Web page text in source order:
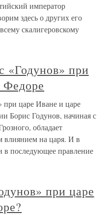
император
здесь о других его
скалигеровскому
«Годунов» при
Федоре
царе Иване и царе
Борис Годунов, начиная с
обладает
влиянием на царя. И в
в последующее правление
при царе